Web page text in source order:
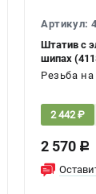
Артикул:
Штатив с
шипах
Резьба
2 442 ₽
2 570 c